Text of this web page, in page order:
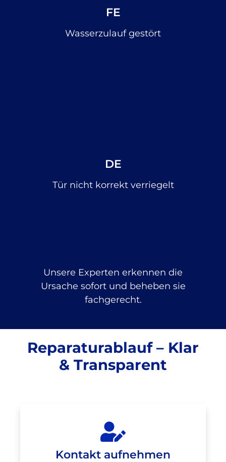
FE
Wasserzulauf gestört
DE
Tür nicht korrekt verriegelt
Unsere Experten erkennen die
Ursache sofort und beheben sie
fachgerecht.
Reparaturablauf – Klar
& Transparent
Kontakt aufnehmen